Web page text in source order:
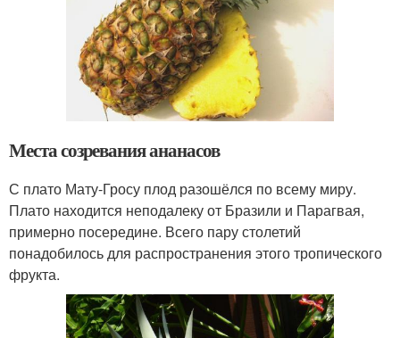
Места созревания ананасов
С плато Мату-Гросу плод разошёлся по всему миру.
Плато находится неподалеку от Бразили и Парагвая,
примерно посередине. Всего пару столетий
понадобилось для распространения этого тропического
фрукта.